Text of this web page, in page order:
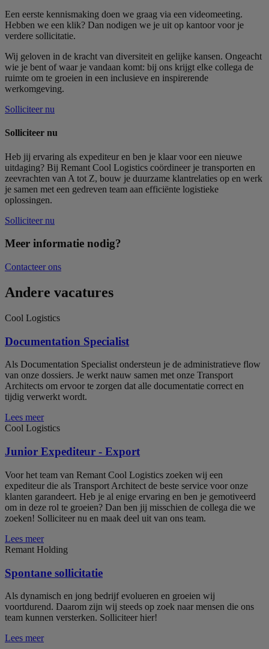
Een eerste kennismaking doen we graag via een videomeeting.
Hebben we een klik? Dan nodigen we je uit op kantoor voor je
verdere sollicitatie.
Wij geloven in de kracht van diversiteit en gelijke kansen. Ongeacht
wie je bent of waar je vandaan komt: bij ons krijgt elke collega de
ruimte om te groeien in een inclusieve en inspirerende
werkomgeving.
Solliciteer nu
Solliciteer nu
Heb jij ervaring als expediteur en ben je klaar voor een nieuwe
uitdaging? Bij Remant Cool Logistics coördineer je transporten en
zeevrachten van A tot Z, bouw je duurzame klantrelaties op en werk
je samen met een gedreven team aan efficiënte logistieke
oplossingen.
Solliciteer nu
Meer informatie nodig?
Contacteer ons
Andere vacatures
Cool Logistics
Documentation Specialist
Als Documentation Specialist ondersteun je de administratieve flow
van onze dossiers. Je werkt nauw samen met onze Transport
Architects om ervoor te zorgen dat alle documentatie correct en
tijdig verwerkt wordt.
Lees meer
Cool Logistics
Junior Expediteur - Export
Voor het team van Remant Cool Logistics zoeken wij een
expediteur die als Transport Architect de beste service voor onze
klanten garandeert. Heb je al enige ervaring en ben je gemotiveerd
om in deze rol te groeien? Dan ben jij misschien de collega die we
zoeken! Solliciteer nu en maak deel uit van ons team.
Lees meer
Remant Holding
Spontane sollicitatie
Als dynamisch en jong bedrijf evolueren en groeien wij
voortdurend. Daarom zijn wij steeds op zoek naar mensen die ons
team kunnen versterken. Solliciteer hier!
Lees meer